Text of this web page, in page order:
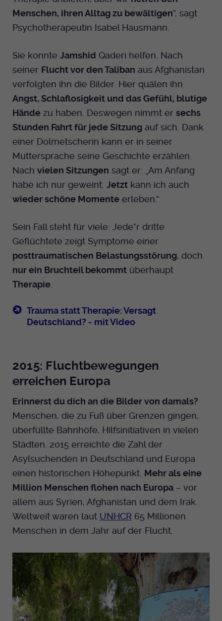
Menschen, ihren Alltag zu bewältigen“, sagt
Psychotherapeutin Isabel Hausmann.
Sie konnte Jamshid Qaderi helfen. Nach
seiner Flucht vor den Taliban aus Afghanistan
verfolgten ihn die Bilder. Hier quälen ihn
Angst, Schlaflosigkeit und das Gefühl, blutige
Hände zu haben. Deswegen nimmt er sechs
Stunden Fahrt für jede Sitzung auf sich. Dank
einer Dolmetscherin kann er in seiner
Muttersprache seine Geschichte erzählen.
Nach vielen Sitzungen sagt er: „Am Anfang
habe ich nur geweint. Jetzt kann ich auch
wieder schöne Momente erleben.“
Sein Fall steht für viele: Jede*r dritte
Geflüchtete zeigt Symptome einer
posttraumatischen Belastungsstörung, doch
nur ein Bruchteil bekommt überhaupt
Therapie
Trauma statt Therapie: Versagt
Deutschland? - mit Video
2015: Fluchtbewegungen
erreichen Europa
Erinnerst du dich an die Bilder von damals?
Menschen, die zu Fuß über Grenzen gingen,
überfüllte Bahnhöfe, Hilfsinitiativen in vielen
Städten. 2015 erreichte die Zahl der
Asylsuchenden in Deutschland und Europa
einen historischen Höhepunkt. Mehr als eine
Million Menschen flohen nach Europa – vor
allem aus Syrien, Afghanistan und dem Irak.
Weltweit waren laut UNHCR 65 Millionen
Menschen in dem Jahr auf der Flucht.